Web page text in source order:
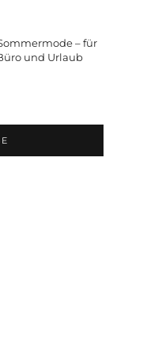
– für
und Urlaub